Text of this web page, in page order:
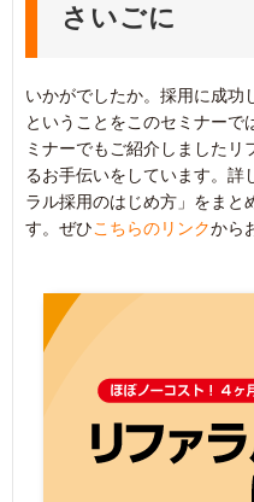
さいごに
いかがでしたか。採用に成功
ということをこのセミナーで
ミナーでもご紹介しましたリ
るお手伝いをしています。詳
ラル採用のはじめ方」をまと
す。ぜひこちらのリンクから